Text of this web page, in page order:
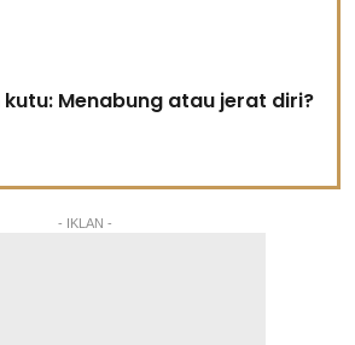
kutu: Menabung atau jerat diri?
- IKLAN -